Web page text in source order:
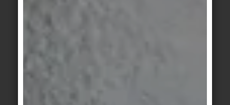
allem nicht in einem Schreckens-Zenario aus
Social Distancing und Räumen voller